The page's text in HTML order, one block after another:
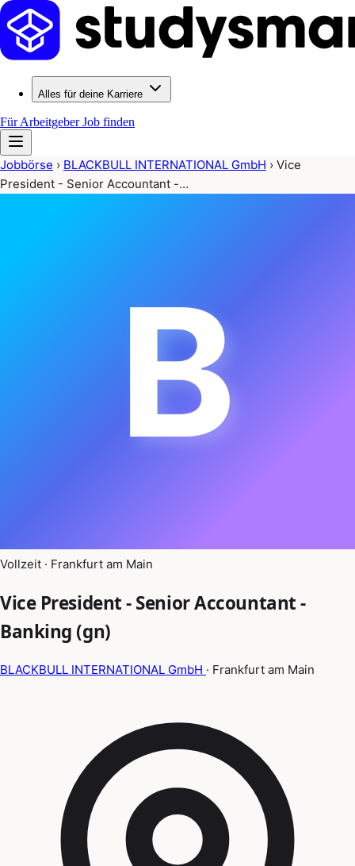
Alles für deine Karriere
Für ArbeitgeberJob finden
Jobbörse › BLACKBULL INTERNATIONAL GmbH › Vice
President - Senior Accountant -…
B
Vollzeit · Frankfurt am Main
Vice President - Senior Accountant -
Banking (gn)
BLACKBULL INTERNATIONAL GmbH · Frankfurt am Main